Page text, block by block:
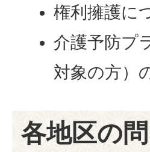
権利擁護に
介護予防プ
対象の方）
各地区の